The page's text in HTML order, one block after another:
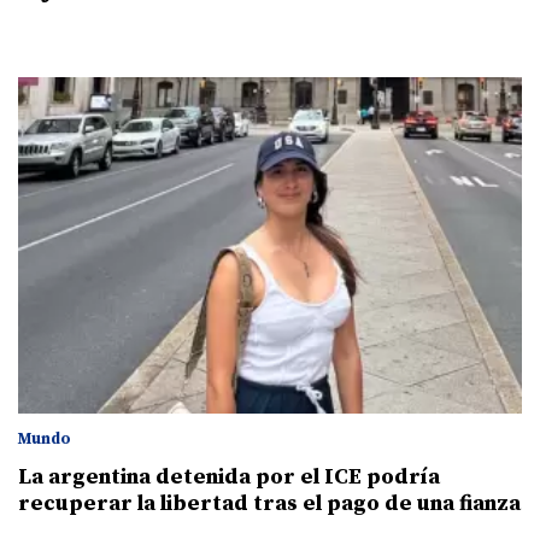
Mundo
La argentina detenida por el ICE podría
recuperar la libertad tras el pago de una fianza